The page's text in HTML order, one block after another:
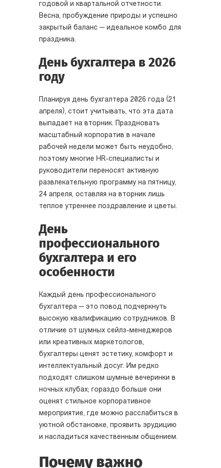
годовой и квартальной отчетности.
Весна, пробуждение природы и успешно
закрытый баланс — идеальное комбо для
праздника.
День бухгалтера в 2026
году
Планируя день бухгалтера 2026 года (21
апреля), стоит учитывать, что эта дата
выпадает на вторник. Праздновать
масштабный корпоратив в начале
рабочей недели может быть неудобно,
поэтому многие HR-специалисты и
руководители переносят активную
развлекательную программу на пятницу,
24 апреля, оставляя на вторник лишь
теплое утреннее поздравление и цветы.
День
профессионального
бухгалтера и его
особенности
Каждый день профессионального
бухгалтера — это повод подчеркнуть
высокую квалификацию сотрудников. В
отличие от шумных сейлз-менеджеров
или креативных маркетологов,
бухгалтеры ценят эстетику, комфорт и
интеллектуальный досуг. Им редко
подходят слишком шумные вечеринки в
ночных клубах; гораздо больше они
оценят стильное корпоративное
мероприятие, где можно расслабиться в
уютной обстановке, проявить эрудицию
и насладиться качественным общением.
Почему важно